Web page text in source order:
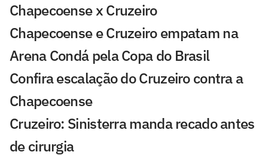
Chapecoense x Cruzeiro
Chapecoense e Cruzeiro empatam na
Arena Condá pela Copa do Brasil
Confira escalação do Cruzeiro contra a
Chapecoense
Cruzeiro: Sinisterra manda recado antes
de cirurgia